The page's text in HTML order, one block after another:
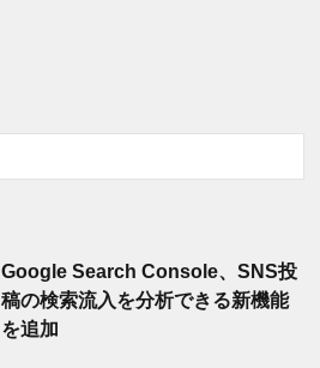
Google Search Console、SNS投
稿の検索流入を分析できる新機能
を追加